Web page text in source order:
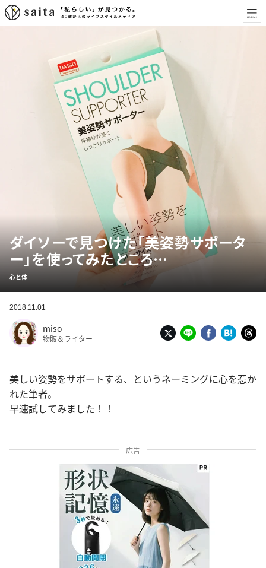
ダイソーで見つけた「美姿勢サポータ
ー」を使ってみたところ…
心と体
2018.11.01
miso
物販＆ライター
美しい姿勢をサポートする、というネーミングに心を惹か
れた筆者。
早速試してみました！！
広告